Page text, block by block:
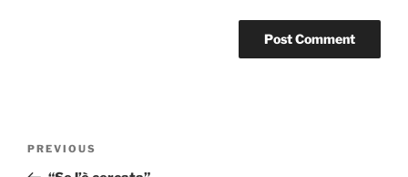
Previous
Post
PREVIOUS